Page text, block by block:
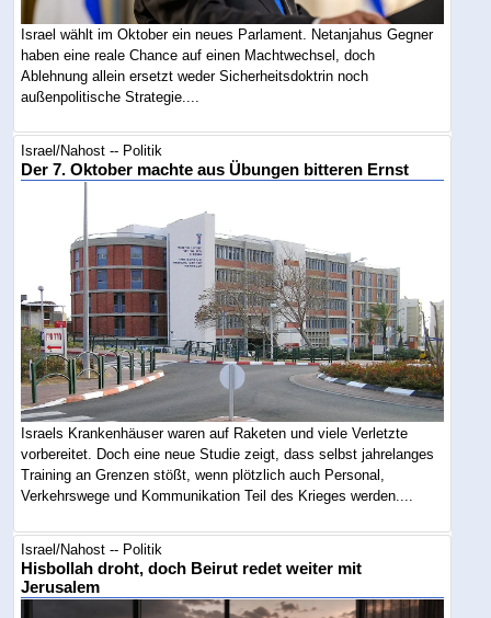
Israel wählt im Oktober ein neues Parlament. Netanjahus Gegner
haben eine reale Chance auf einen Machtwechsel, doch
Ablehnung allein ersetzt weder Sicherheitsdoktrin noch
außenpolitische Strategie....
Israel/Nahost -- Politik
Der 7. Oktober machte aus Übungen bitteren Ernst
Israels Krankenhäuser waren auf Raketen und viele Verletzte
vorbereitet. Doch eine neue Studie zeigt, dass selbst jahrelanges
Training an Grenzen stößt, wenn plötzlich auch Personal,
Verkehrswege und Kommunikation Teil des Krieges werden....
Israel/Nahost -- Politik
Hisbollah droht, doch Beirut redet weiter mit
Jerusalem